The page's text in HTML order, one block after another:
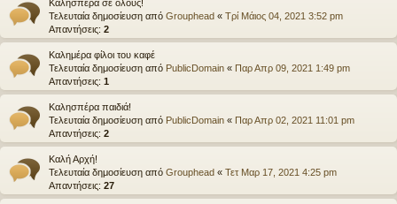
Καλησπερα σε ολους!
Τελευταία δημοσίευση από Grouphead « Τρί Μάιος 04, 2021 3:52 pm
Απαντήσεις: 2
Καλημέρα φίλοι του καφέ
Τελευταία δημοσίευση από PublicDomain « Παρ Απρ 09, 2021 1:49 pm
Απαντήσεις: 1
Καλησπέρα παιδιά!
Τελευταία δημοσίευση από PublicDomain « Παρ Απρ 02, 2021 11:01 pm
Απαντήσεις: 2
Καλή Αρχή!
Τελευταία δημοσίευση από Grouphead « Τετ Μαρ 17, 2021 4:25 pm
Απαντήσεις: 27